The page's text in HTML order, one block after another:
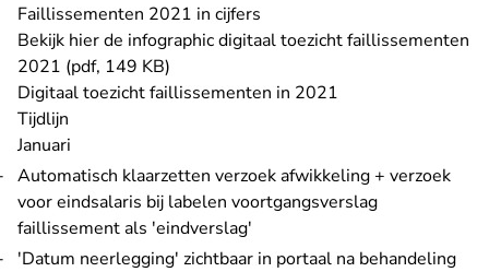
Faillissementen 2021 in cijfers
Bekijk hier de infographic digitaal toezicht faillissementen
2021 (pdf, 149 KB)
Digitaal toezicht faillissementen in 2021
Tijdlijn
Januari
Automatisch klaarzetten verzoek afwikkeling + verzoek
voor eindsalaris bij labelen voortgangsverslag
faillissement als 'eindverslag'
'Datum neerlegging' zichtbaar in portaal na behandeling